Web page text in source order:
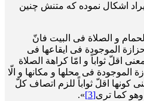
اشکال نموده که متنش چنین
و الصلاة فی البیت فانّ
الموجودة فی ایقاعها فی
اقلّ ثواباً و امّا کراهة الصلاة
الموجودة فی محلها و مکانها و الّا
کونها اقلّ ثواباً للزم اتصاف کلّ
وهو کما تری[3]
».